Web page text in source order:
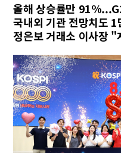
올해 상승률만
국내외 기관 전망치도
정은보 거래소 이사장